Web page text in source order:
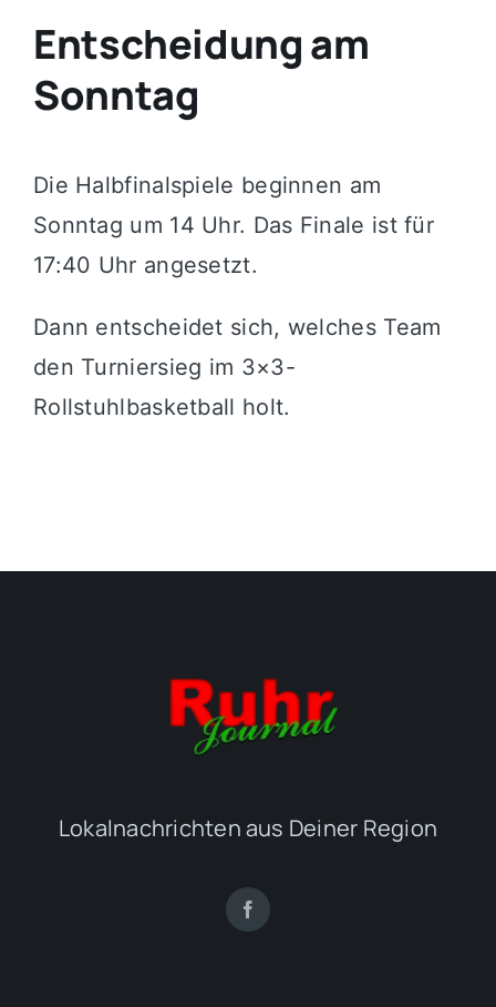
Entscheidung am
Sonntag
Die Halbfinalspiele beginnen am
Sonntag um 14 Uhr. Das Finale ist für
17:40 Uhr angesetzt.
Dann entscheidet sich, welches Team
den Turniersieg im 3×3-
Rollstuhlbasketball holt.
Lokalnachrichten aus Deiner Region